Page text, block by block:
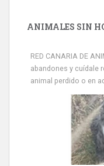
ANIMALES SIN
RED CANARIA DE
abandones y cuídale
animal perdido o en